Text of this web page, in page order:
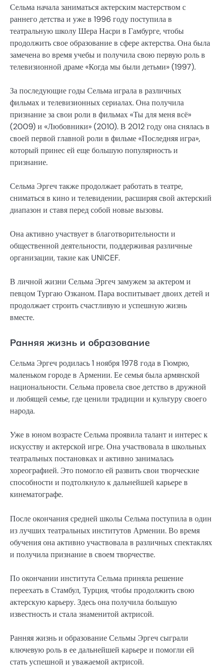
Сельма начала заниматься актерским мастерством с
раннего детства и уже в 1996 году поступила в
театральную школу Шера Насри в Гамбурге, чтобы
продолжить свое образование в сфере актерства. Она была
замечена во время учебы и получила свою первую роль в
телевизионной драме «Когда мы были детьми» (1997).
За последующие годы Сельма играла в различных
фильмах и телевизионных сериалах. Она получила
признание за свои роли в фильмах «Ты для меня всё»
(2009) и «Любовники» (2010). В 2012 году она снялась в
своей первой главной роли в фильме «Последняя игра»,
который принес ей еще большую популярность и
признание.
Сельма Эргеч также продолжает работать в театре,
сниматься в кино и телевидении, расширяя свой актерский
диапазон и ставя перед собой новые вызовы.
Она активно участвует в благотворительности и
общественной деятельности, поддерживая различные
организации, такие как UNICEF.
В личной жизни Сельма Эргеч замужем за актером и
певцом Тургаю Озканом. Пара воспитывает двоих детей и
продолжает строить счастливую и успешную жизнь
вместе.
Ранняя жизнь и образование
Сельма Эргеч родилась 1 ноября 1978 года в Гюмрю,
маленьком городе в Армении. Ее семья была армянской
национальности. Сельма провела свое детство в дружной
и любящей семье, где ценили традиции и культуру своего
народа.
Уже в юном возрасте Сельма проявила талант и интерес к
искусству и актерской игре. Она участвовала в школьных
театральных постановках и активно занималась
хореографией. Это помогло ей развить свои творческие
способности и подтолкнуло к дальнейшей карьере в
кинематографе.
После окончания средней школы Сельма поступила в один
из лучших театральных институтов Армении. Во время
обучения она активно участвовала в различных спектаклях
и получила признание в своем творчестве.
По окончании института Сельма приняла решение
переехать в Стамбул, Турция, чтобы продолжить свою
актерскую карьеру. Здесь она получила большую
известность и стала знаменитой актрисой.
Ранняя жизнь и образование Сельмы Эргеч сыграли
ключевую роль в ее дальнейшей карьере и помогли ей
стать успешной и уважаемой актрисой.